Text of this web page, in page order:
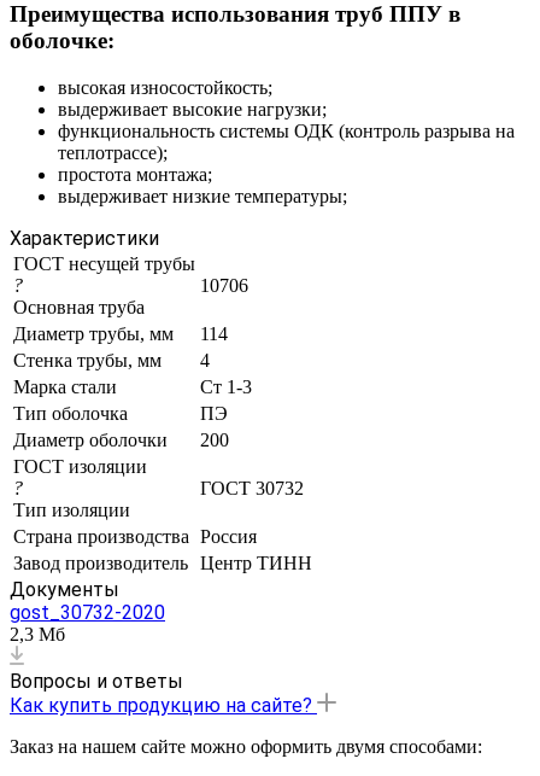
Преимущества использования труб ППУ в
оболочке:
высокая износостойкость;
выдерживает высокие нагрузки;
функциональность системы ОДК (контроль разрыва на
теплотрассе);
простота монтажа;
выдерживает низкие температуры;
Характеристики
ГОСТ несущей трубы
?
Основная труба
10706
Диаметр трубы, мм
114
Стенка трубы, мм
4
Марка стали
Ст 1-3
Тип оболочка
ПЭ
Диаметр оболочки
200
ГОСТ изоляции
?
Тип изоляции
ГОСТ 30732
Страна производства Россия
Завод производитель Центр ТИНН
Документы
gost_30732-2020
2,3 Мб
Вопросы и ответы
Как купить продукцию на сайте?
Заказ на нашем сайте можно оформить двумя способами: